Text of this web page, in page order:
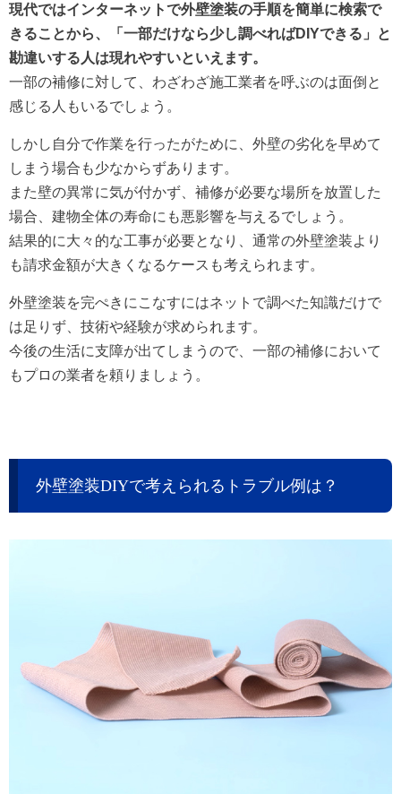
現代ではインターネットで外壁塗装の手順を簡単に検索で
きることから、
「一部だけなら少し調べればDIYできる」と
勘違いする人は現れやすいといえます。
一部の補修に対して、わざわざ施工業者を呼ぶのは面倒と
感じる人もいるでしょう。
しかし自分で作業を行ったがために、外壁の劣化を早めて
しまう場合も少なからずあります。
また壁の異常に気が付かず、補修が必要な場所を放置した
場合、建物全体の寿命にも悪影響を与えるでしょう。
結果的に大々的な工事が必要となり、通常の外壁塗装より
も請求金額が大きくなるケースも考えられます。
外壁塗装を完ぺきにこなすにはネットで調べた知識だけで
は足りず、技術や経験が求められます。
今後の生活に支障が出てしまうので、一部の補修において
もプロの業者を頼りましょう。
外壁塗装DIYで考えられるトラブル例は？